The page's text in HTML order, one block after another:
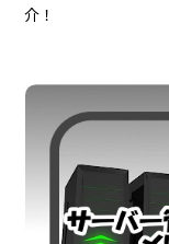
介！